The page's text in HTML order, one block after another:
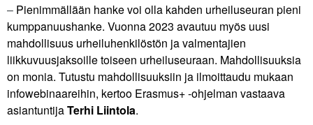
– Pienimmällään hanke voi olla kahden urheiluseuran pieni
kumppanuushanke. Vuonna 2023 avautuu myös uusi
mahdollisuus urheiluhenkilöstön ja valmentajien
liikkuvuusjaksoille toiseen urheiluseuraan. Mahdollisuuksia
on monia. Tutustu mahdollisuuksiin ja ilmoittaudu mukaan
infowebinaareihin, kertoo Erasmus+ -ohjelman vastaava
asiantuntijaTerhi Liintola.